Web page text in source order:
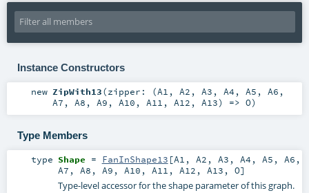
Instance Constructors
new ZipWith13(zipper: (A1 , A2 , A3 , A4 , A5 , A6 ,
A7 , A8 , A9 , A10 , A11 , A12 , A13) => O)
Type Members
type Shape = FanInShape13 [A1 , A2 , A3 , A4 , A5 , A6 ,
A7 , A8 , A9 , A10 , A11 , A12 , A13 , O]
Type-level accessor for the shape parameter of this graph.